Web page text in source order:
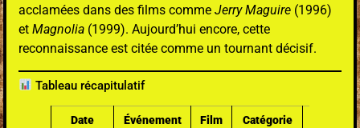
acclamées dans des films comme Jerry Maguire (1996)
et Magnolia (1999). Aujourd’hui encore, cette
reconnaissance est citée comme un tournant décisif.
Tableau récapitulatif
Date Événement Film Catégorie